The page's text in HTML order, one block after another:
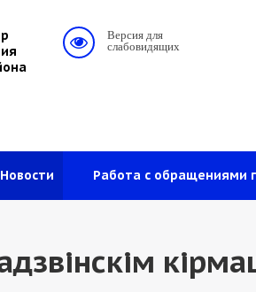
Версия для
слабовидящих
Новости Работа с обращениями